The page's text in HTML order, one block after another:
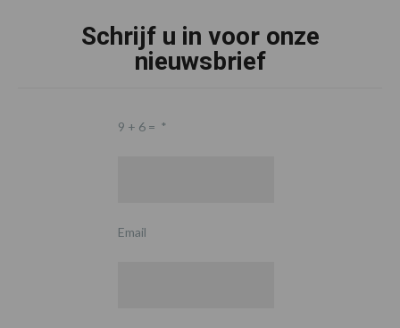
Schrijf u in voor onze
nieuwsbrief
9 + 6 = *
Email